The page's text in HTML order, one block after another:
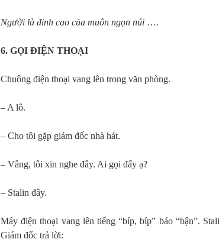
Người là đỉnh cao của muôn ngọn núi ….
6. GỌI ĐIỆN THOẠI
Chuông điện thoại vang lên trong văn phòng.
– A lô.
– Cho tôi gặp giám đốc nhà hát.
– Vâng, tôi xin nghe đây. Ai gọi đấy ạ?
– Stalin đây.
Máy điện thoại vang lên tiếng “bíp, bíp” báo “bận”.
Giám đốc trả lời: